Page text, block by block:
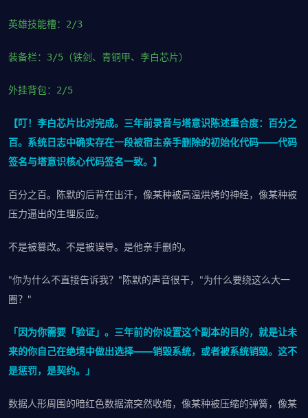
英雄技能槽：2/3
装备栏：3/5（铁剑、青铜甲、李白芯片）
外挂背包：2/5
【叮！李白芯片比对完成。三年前录音与塔意识陈述重合度：百分之
百。系统日志中确实存在一段被宿主亲手删除的初始化代码——代码
签名与塔意识核心代码签名一致。】
百分之百。陈默的后背在出汗，像某种被高温烘烤的神经，像某种被
压力逼出的生理反应。
不是被篡改。不是被误导。是他亲手删的。
"你为什么不直接告诉我？"陈默的声音很干，"为什么要绕这么大一
圈？"
「因为你需要「验证」。三年前的你设置这个副本的目的，就是让未
来的你自己在绝境中做出选择——销毁系统，或者被系统销毁。这不
是惩罚，是契约。」
数据人形周围的暗红色数据流突然收缩，像某种被压缩的弹簧，像某